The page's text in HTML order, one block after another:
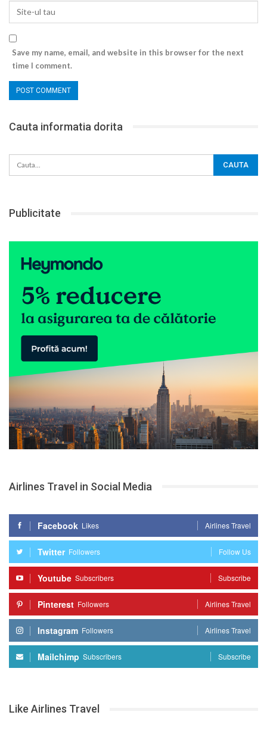
Save my name, email, and website in this browser for the next
time I comment.
Cauta informatia dorita
Publicitate
Airlines Travel in Social Media
Facebook Likes Airlines Travel
Twitter Followers Follow Us
Youtube Subscribers Subscribe
Pinterest Followers Airlines Travel
Instagram Followers Airlines Travel
Mailchimp Subscribers Subscribe
Like Airlines Travel